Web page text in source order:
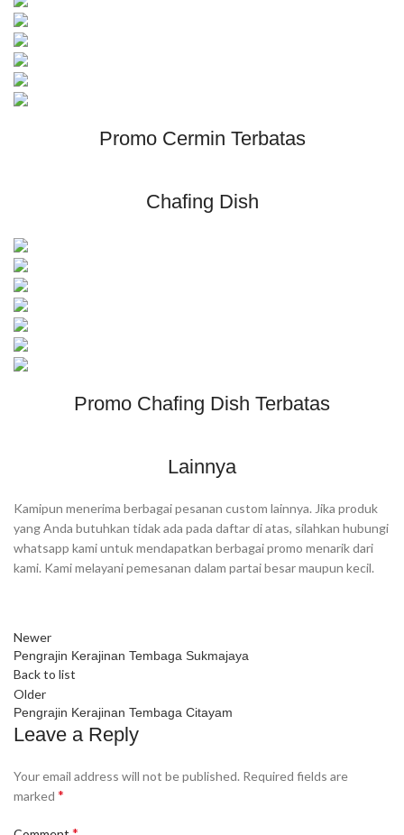
Promo Cermin Terbatas
Chafing Dish
Promo Chafing Dish Terbatas
Lainnya
Kamipun menerima berbagai pesanan custom lainnya. Jika produk
yang Anda butuhkan tidak ada pada daftar di atas, silahkan hubungi
whatsapp kami untuk mendapatkan berbagai promo menarik dari
kami. Kami melayani pemesanan dalam partai besar maupun kecil.
Newer
Pengrajin Kerajinan Tembaga Sukmajaya
Back to list
Older
Pengrajin Kerajinan Tembaga Citayam
Leave a Reply
Your email address will not be published. Required fields are
marked *